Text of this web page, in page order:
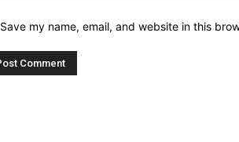
Save my name, email, and website in this